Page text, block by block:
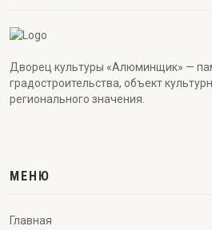
Дворец культуры «Алюминщик» —
градостроительства, объект
регионального значения.
МЕНЮ
Главная